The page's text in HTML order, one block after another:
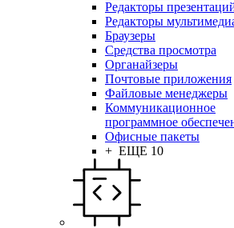
Редакторы
Редакторы
Браузеры
Средства просмотра
Органайзеры
Почтовые приложения
Файловые менеджеры
Коммуникационное
программное
Офисные пакеты
+ ЕЩЕ 10